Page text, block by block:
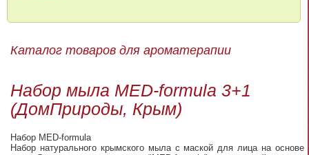
Каталог товаров для ароматерапии
Набор мыла MED-formula 3+1
(ДомПрироды, Крым)
Набор MED-formula
Набор натурального крымского мыла с маской для лица на основе